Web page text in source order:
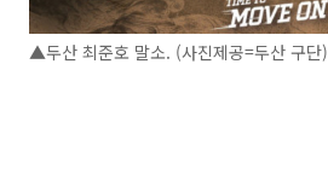
▲두산 최준호 말소. (사진제공=두산 구단)